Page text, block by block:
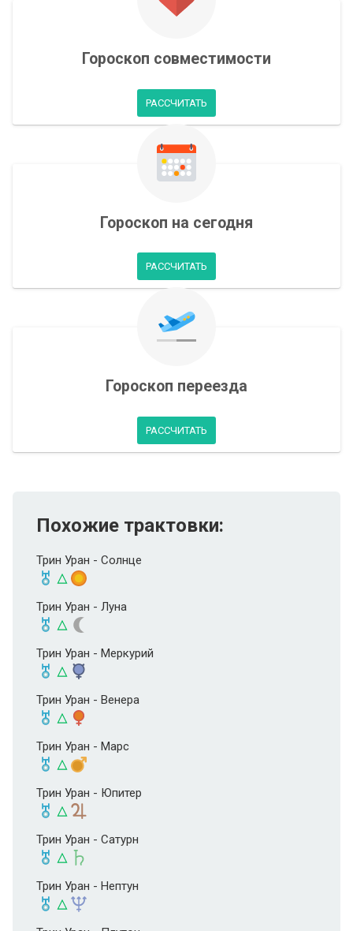
Гороскоп совместимости
РАССЧИТАТЬ
Гороскоп на сегодня
РАССЧИТАТЬ
Гороскоп переезда
РАССЧИТАТЬ
Похожие трактовки:
Трин Уран - Солнце
Трин Уран - Луна
Трин Уран - Меркурий
Трин Уран - Венера
Трин Уран - Марс
Трин Уран - Юпитер
Трин Уран - Сатурн
Трин Уран - Нептун